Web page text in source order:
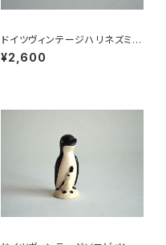
ドイツヴィンテージハリネズミの
小皿a
¥2,600